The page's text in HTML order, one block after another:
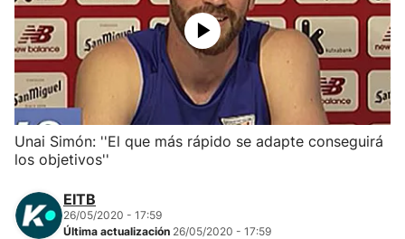
Ciclismo
Herri-kirolak
Balonmano
Kirolak 360
Atletismo
Unai Simón: ''El que más rápido se adapte conseguirá
los objetivos''
EITB
26/05/2020 - 17:59
Última actualización 26/05/2020 - 17:59